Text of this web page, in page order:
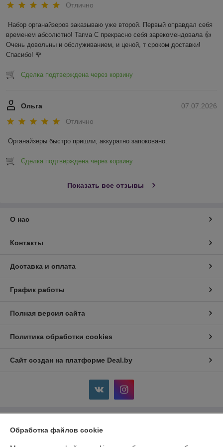
Отлично
Набор органайзеров заказываю уже второй. Первый оправдал себя
временем абсолютно! Тагма С прекрасно себя зарекомендовала 👍
Очень довольны и обслуживанием, и ценой, т сроком доставки!
Спасибо! 🌹
Сделка подтверждена через корзину
07.07.2026
Ольга
Отлично
Органайзеры быстро пришли, аккуратно запоковано.
Сделка подтверждена через корзину
Показать все отзывы
О нас
Контакты
Доставка и оплата
График работы
Полная версия сайта
Политика обработки cookies
Сайт создан на платформе Deal.by
Информация для покупателя
Обработка файлов cookie